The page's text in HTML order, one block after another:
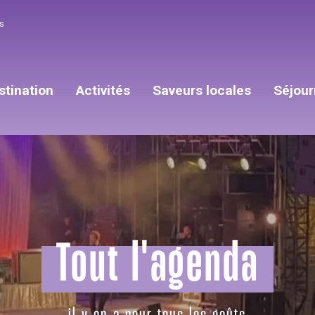
Activités Saveurs locales
Tout l'agenda